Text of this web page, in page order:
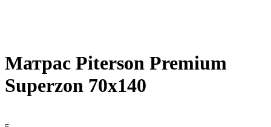
Матрас Piterson Premium
Superzon 70х140